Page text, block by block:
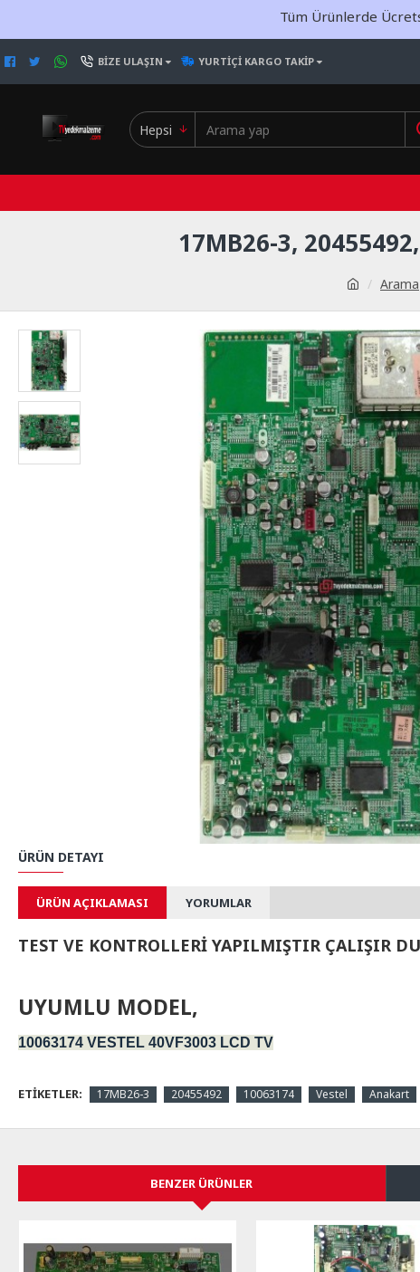
Tüm Ürünlerde
BIZE ULAŞIN YURTIÇI KARGO TAKIP
Hepsi
Arama
17MB26-3,
ÜRÜN DETAYI
ÜRÜN AÇIKLAMASI YORUMLAR
TEST VE KONTROLLERİ YAPILMIŞTIR ÇALIŞIR
UYUMLU MODEL,
10063174 VESTEL 40VF3003 LCD TV
ETIKETLER: 17MB26-3 20455492 10063174 Vestel Anakart
BENZER ÜRÜNLER